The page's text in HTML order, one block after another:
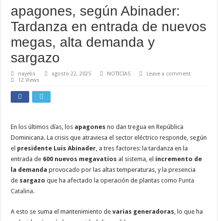
apagones, según Abinader:
Tardanza en entrada de nuevos
megas, alta demanda y
sargazo
nayelis agosto 22, 2025 NOTICIAS
Leave a comment
12 Views
En los últimos días, los apagonesno dan tregua en República
Dominicana. La crisis que atraviesa el sector eléctrico responde, según
el presidente Luis Abinader , a tres factores: la tardanza en la
entrada de 600 nuevos megavatios al sistema, el incremento de
la demanda provocado por las altas temperaturas, y la presencia
de sargazoque ha afectado la operación de plantas comoPunta
Catalina.
A esto se suma el mantenimiento devarias generadoras , lo que ha